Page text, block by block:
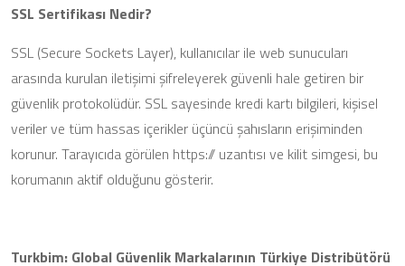
SSL Sertifikası Nedir?
SSL (Secure Sockets Layer), kullanıcılar ile web sunucuları
arasında kurulan iletişimi şifreleyerek güvenli hale getiren bir
güvenlik protokolüdür. SSL sayesinde kredi kartı bilgileri, kişisel
veriler ve tüm hassas içerikler üçüncü şahısların erişiminden
korunur. Tarayıcıda görülen https:// uzantısı ve kilit simgesi, bu
korumanın aktif olduğunu gösterir.
Turkbim: Global Güvenlik Markalarının Türkiye Distribütörü